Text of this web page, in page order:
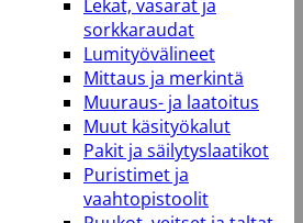
Lekat, vasarat ja
sorkkaraudat
Lumityövälineet
Mittaus ja merkintä
Muuraus- ja laatoitus
Muut käsityökalut
Pakit ja säilytyslaatikot
Puristimet ja
vaahtopistoolit